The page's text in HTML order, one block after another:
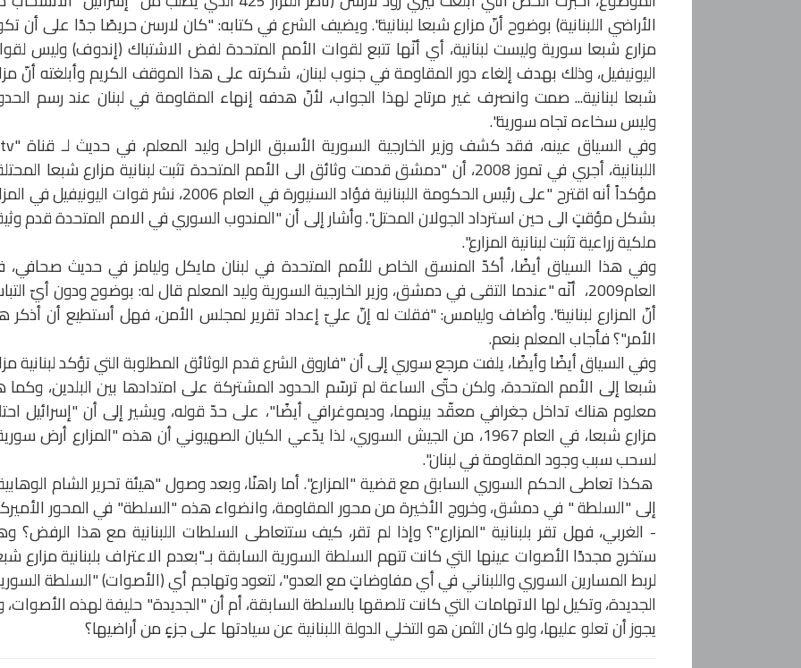
الأراضي اللبنانية) بوضوح أنّ مزارع شبعا لبنانية". ويضيف الشرع في كتابه: "كان لارسن حريصًا جدًا على أن
مزارع شبعا سورية وليست لبنانية، أي أنّها تتبع لقوات الأمم المتحدة لفض الاشتباك (إندوف) وليس
اليونيفيل، وذلك بهدف إلغاء دور المقاومة في جنوب لبنان، شكرته على هذا الموقف الكريم وأبلغته أنّ
شبعا لبنانية... صمت وانصرف غير مرتاح لهذا الجواب، لأنّ هدفه إنهاء المقاومة في لبنان عند رسم
وليس سخاءه تجاه سورية".
اللبنانية، أجري في تموز 2008، أن "دمشق قدمت وثائق الى الأمم المتحدة تثبت لبنانية مزارع شبعا
مؤكداً أنه اقترح "على رئيس الحكومة اللبنانية فؤاد السنيورة في العام 2006، نشر قوات اليونيفيل
بشكل مؤقتٍ الى حين استرداد الجولان المحتل". وأشار إلى أن "المندوب السوري في الامم المتحدة قدم
ملكية زراعية تثبت لبنانية المزارع".
وفي هذا السياق أيضًا، أكدّ المنسق الخاص للأمم المتحدة في لبنان مايكل وليامز في حديث صحافي،
العام2009، أنّه "عندما التقى في دمشق، وزير الخارجية السورية وليد المعلم قال له: بوضوح ودون أيّ
أنّ المزارع لبنانية". وأضاف وليامس: "فقلت له إنّ عليّ إعداد تقرير لمجلس الأمن، فهل أستطيع أن أذكر
الأمر"؟ فأجاب المعلم بنعم.
وفي السياق أيضًا وأيضًا، يلفت مرجع سوري إلى أن "فاروق الشرع قدم الوثائق المطلوبة التي تؤكد لبنانية
شبعا إلى الأمم المتحدة، ولكن حتّى الساعة لم ترسّم الحدود المشتركة على امتدادها بين البلدين،
معلوم هناك تداخل جغرافي معقّد بينهما، وديموغرافي أيضًا"، على حدّ قوله، ويشير إلى أن "إسرائيل
مزارع شبعا، في العام 1967، من الجيش السوري، لذا يدّعي الكيان الصهيوني أن هذه "المزارع أرض
لسحب سبب وجود المقاومة في لبنان".
هكذا تعاطى الحكم السوري السابق مع قضية "المزارع". أما راهنًا، وبعد وصول "هيئة تحرير الشام
إلى "السلطة " في دمشق، وخروج الأخيرة من محور المقاومة، وانضواء هذه "السلطة" في المحور
- الغربي، فهل تقر بلبنانية "المزارع"؟ وإذا لم تقر، كيف ستتعاطى السلطات اللبنانية مع هذا الرفض؟
ستخرج مجددًا الأصوات عينها التي كانت تتهم السلطة السورية السابقة بـ"بعدم الاعتراف بلبنانية مزارع
لربط المسارين السوري واللبناني في أي مفاوضاتٍ مع العدو"، لتعود وتهاجم أي (الأصوات) "السلطة
الجديدة، وتكيل لها الاتهامات التي كانت تلصقها بالسلطة السابقة، أم أن "الجديدة" حليفة لهذه الأصوات،
يجوز أن تعلو عليها، ولو كان الثمن هو التخلي الدولة اللبنانية عن سيادتها على جزءٍ من أراضيها؟